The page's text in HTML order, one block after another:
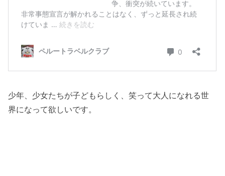
少年、少女たちが子どもらしく、笑って大人になれる世
界になって欲しいです。